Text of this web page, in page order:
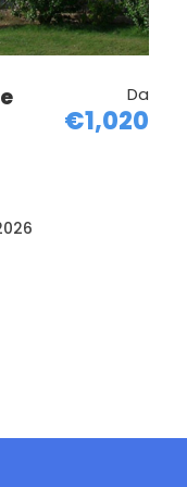
da versare
indicato in
quota
Da
€1,020